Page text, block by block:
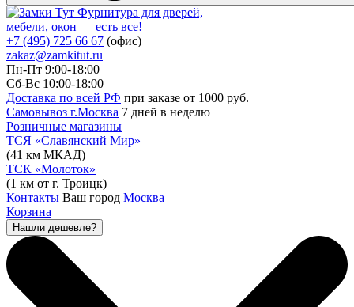
Фурнитура для дверей,
мебели, окон — есть все!
+7 (495) 725 66 67 (офис)
zakaz@zamkitut.ru
Пн-Пт 9:00-18:00
Сб-Вс 10:00-18:00
Доставка по всей РФ при заказе от 1000 руб.
Самовывоз г.Москва 7 дней в неделю
Розничные магазины
ТСЯ «Славянский Мир»
(41 км МКАД)
ТСК «Молоток»
(1 км от г. Троицк)
Контакты Ваш город Москва
Корзина
Нашли дешевле?